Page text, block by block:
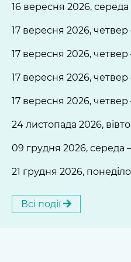
16 вересня 2026,
17 вересня 2026,
17 вересня 2026,
17 вересня 2026,
17 вересня 2026,
24 листопада 2026,
09 грудня 2026, середа
21 грудня 2026,
Всі події